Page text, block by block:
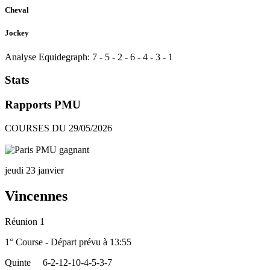
Cheval
Jockey
Analyse Equidegraph: 7 - 5 - 2 - 6 - 4 - 3 - 1
Stats
Rapports PMU
COURSES DU 29/05/2026
jeudi 23 janvier
Vincennes
Réunion 1
1° Course - Départ prévu à 13:55
Quinte
6-2-12-10-4-5-3-7